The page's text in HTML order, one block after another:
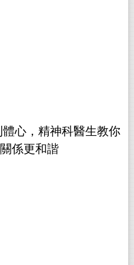
心，精神科醫生教你
係更和諧